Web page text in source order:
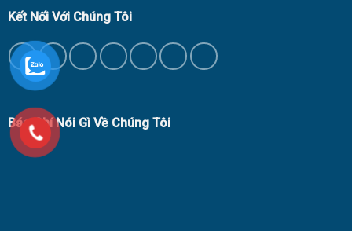
Kết Nối Với Chúng Tôi
Báo Chí Nói Gì Về Chúng Tôi